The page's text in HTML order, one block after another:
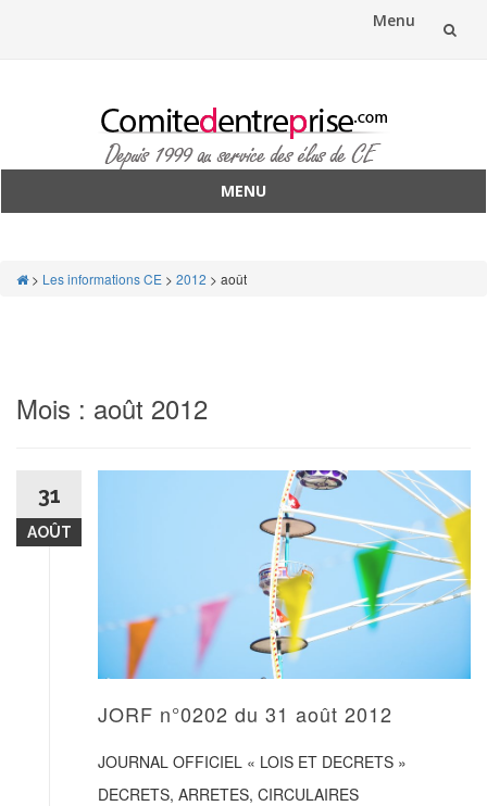
Menu
MENU
> Les informations CE > 2012 > août
Mois : août 2012
31
AOÛT
JORF n°0202 du 31 août 2012
JOURNAL OFFICIEL « LOIS ET DECRETS »
DECRETS, ARRETES, CIRCULAIRES